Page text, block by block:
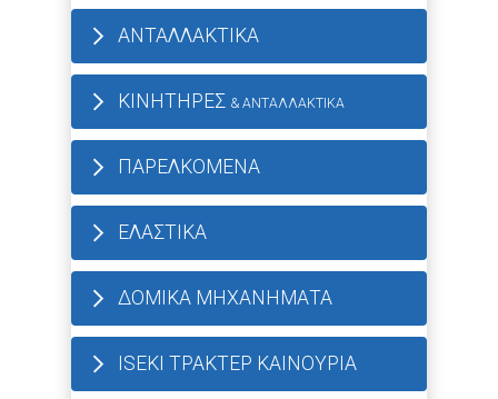
ΑΝΤΑΛΛΑΚΤΙΚΑ
ΚΙΝΗΤΗΡΕΣ & ΑΝΤΑΛΛΑΚΤΙΚΑ
ΠΑΡΕΛΚΟΜΕΝΑ
ΕΛΑΣΤΙΚΑ
ΔΟΜΙΚΑ ΜΗΧΑΝΗΜΑΤΑ
ISEKI ΤΡΑΚΤΕΡ ΚΑΙΝΟΥΡΙΑ